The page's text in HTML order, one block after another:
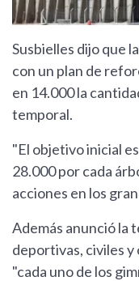
Susbielles dijo que
con un plan de
en 14.000 la
temporal.
"El objetivo inicial
28.000 por cada
acciones en los
Además anunció la
deportivas, civiles y
"cada uno de los